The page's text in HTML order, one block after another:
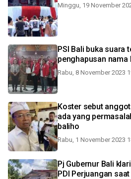
Minggu, 19 November
PSI Bali buka suara
penghapusan nama
Rabu, 8 November 2023
Koster sebut
ada yang
baliho
Rabu, 1 November 2023
Pj Gubernur Bali
PDI Perjuangan